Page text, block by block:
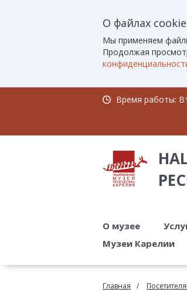
О файлах
Мы применяем
Продолжая
Время работы:
О музее
Музеи Карелии
Главная